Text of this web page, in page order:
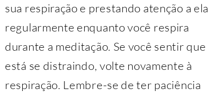
sua respiração e prestando atenção a ela
regularmente enquanto você respira
durante a meditação. Se você sentir que
está se distraindo, volte novamente à
respiração. Lembre-se de ter paciência